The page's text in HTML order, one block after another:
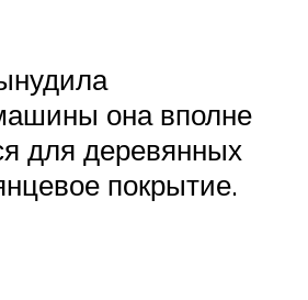
она вполне
для деревянных
покрытие.